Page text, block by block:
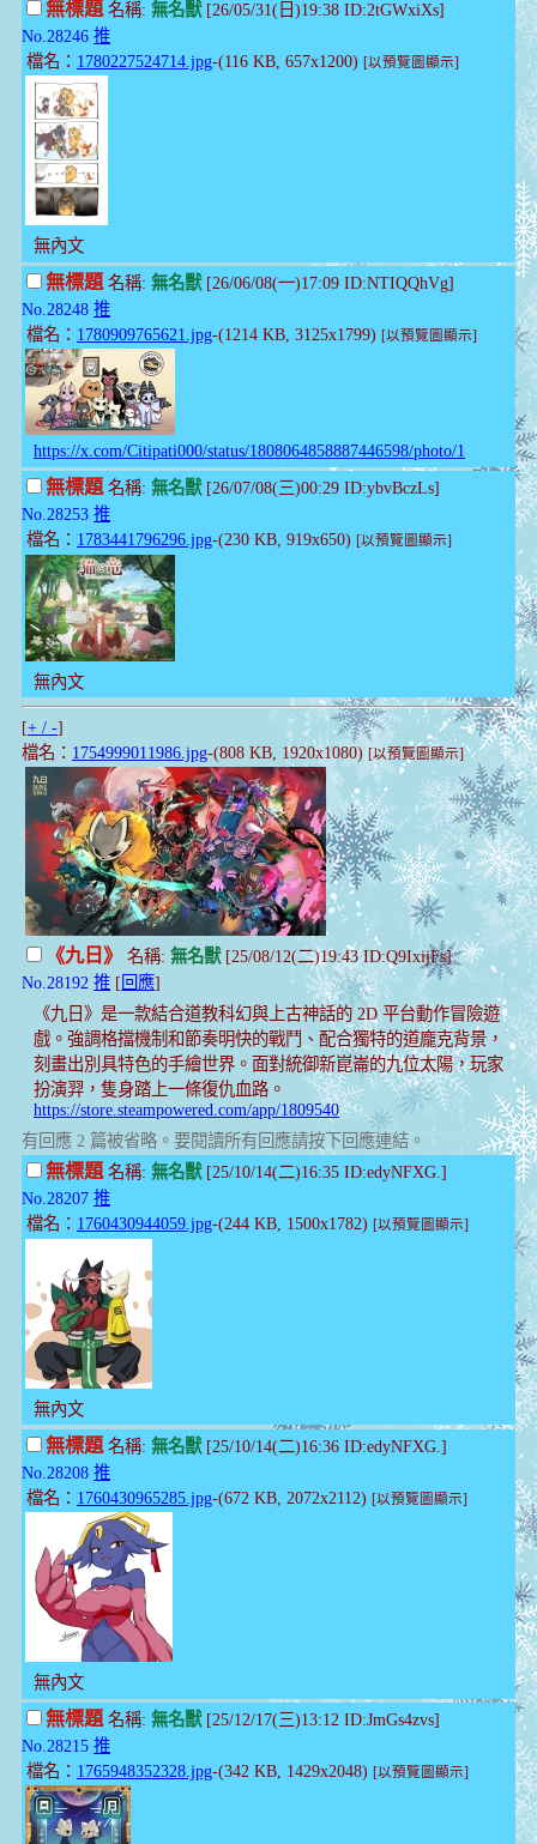
無標題名稱: 無名獸[26/05/31(日)19:38 ID:2tGWxiXs]
No.28246 推
檔名： 1780227524714.jpg-(116 KB, 657x1200) [以預覽圖顯示]
無內文
無標題名稱: 無名獸[26/06/08(一)17:09 ID:NTIQQhVg]
No.28248 推
檔名： 1780909765621.jpg-(1214 KB, 3125x1799) [以預覽圖顯示]
https://x.com/Citipati000/status/1808064858887446598/photo/1
無標題名稱: 無名獸[26/07/08(三)00:29 ID:ybvBczLs]
No.28253 推
檔名： 1783441796296.jpg-(230 KB, 919x650) [以預覽圖顯示]
無內文
[+ / -]
檔名： 1754999011986.jpg-(808 KB, 1920x1080) [以預覽圖顯示]
《九日》 名稱: 無名獸[25/08/12(二)19:43 ID:Q9IxijFs]
No.28192 推 [ 回應]
《九日》是一款結合道教科幻與上古神話的 2D 平台動作冒險遊
戲。強調格擋機制和節奏明快的戰鬥、配合獨特的道龐克背景，
刻畫出別具特色的手繪世界。面對統御新崑崙的九位太陽，玩家
扮演羿，隻身踏上一條復仇血路。
https://store.steampowered.com/app/1809540
有回應 2 篇被省略。要閱讀所有回應請按下回應連結。
無標題名稱: 無名獸[25/10/14(二)16:35 ID:edyNFXG.]
No.28207 推
檔名： 1760430944059.jpg-(244 KB, 1500x1782) [以預覽圖顯示]
無內文
無標題名稱: 無名獸[25/10/14(二)16:36 ID:edyNFXG.]
No.28208 推
檔名： 1760430965285.jpg-(672 KB, 2072x2112) [以預覽圖顯示]
無內文
無標題名稱: 無名獸[25/12/17(三)13:12 ID:JmGs4zvs]
No.28215 推
檔名： 1765948352328.jpg-(342 KB, 1429x2048) [以預覽圖顯示]